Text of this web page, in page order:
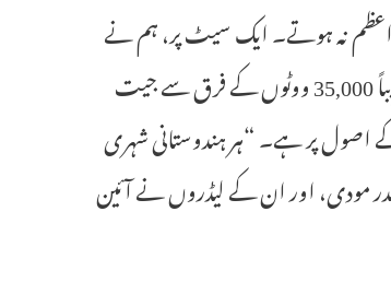
جاتی تو نریندر مودی وزیر اعظم نہ ہوتے۔ ایک سیٹ پر، ہم نے
پہلے ہی دھوکہ دہی ثابت کر دی ہے۔ تمام 25 اہم سیٹوں پر، بی جے پی کے امیدوار تقریباً 35,000 ووٹوں کے فرق سے جیت
اصول پر ہے۔ “ہر ہندوستانی شہری
مودی، اور ان کے لیڈروں نے آئین